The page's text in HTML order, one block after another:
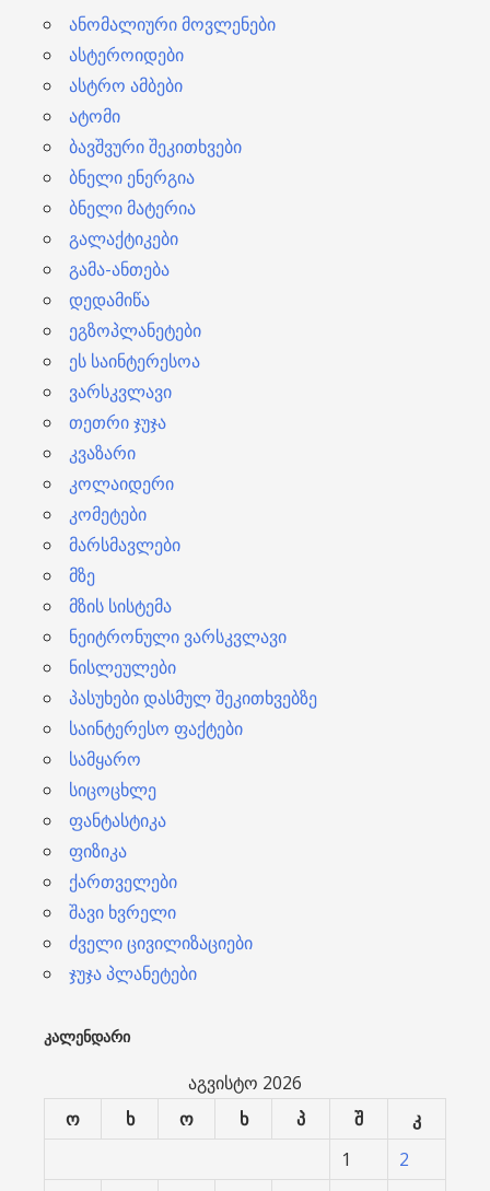
ანომალიური მოვლენები
ასტეროიდები
ასტრო ამბები
ატომი
ბავშვური შეკითხვები
ბნელი ენერგია
ბნელი მატერია
გალაქტიკები
გამა-ანთება
დედამიწა
ეგზოპლანეტები
ეს საინტერესოა
ვარსკვლავი
თეთრი ჯუჯა
კვაზარი
კოლაიდერი
კომეტები
მარსმავლები
მზე
მზის სისტემა
ნეიტრონული ვარსკვლავი
ნისლეულები
პასუხები დასმულ შეკითხვებზე
საინტერესო ფაქტები
სამყარო
სიცოცხლე
ფანტასტიკა
ფიზიკა
ქართველები
შავი ხვრელი
ძველი ცივილიზაციები
ჯუჯა პლანეტები
ᲙᲐᲚᲔᲜᲓᲐᲠᲘ
აგვისტო 2026
ო
ხ ო ხ პ შ
კ
1
2